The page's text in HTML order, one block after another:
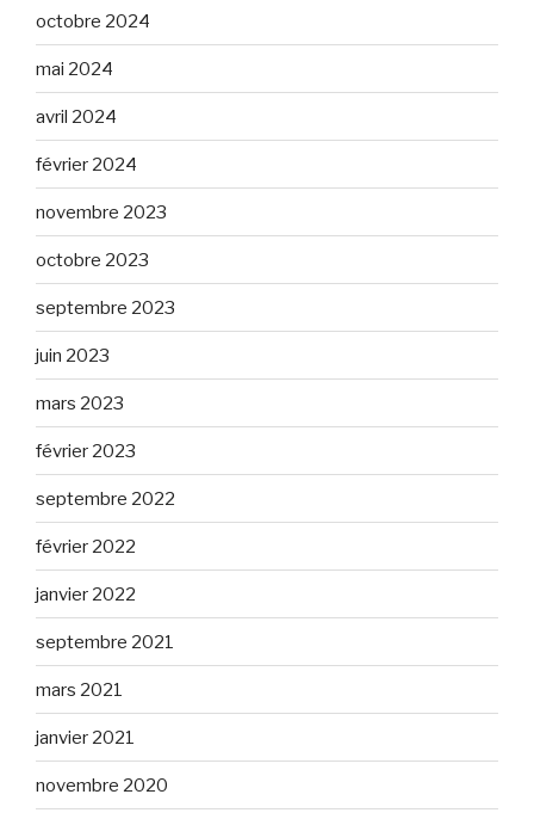
octobre 2024
mai 2024
avril 2024
février 2024
novembre 2023
octobre 2023
septembre 2023
juin 2023
mars 2023
février 2023
septembre 2022
février 2022
janvier 2022
septembre 2021
mars 2021
janvier 2021
novembre 2020